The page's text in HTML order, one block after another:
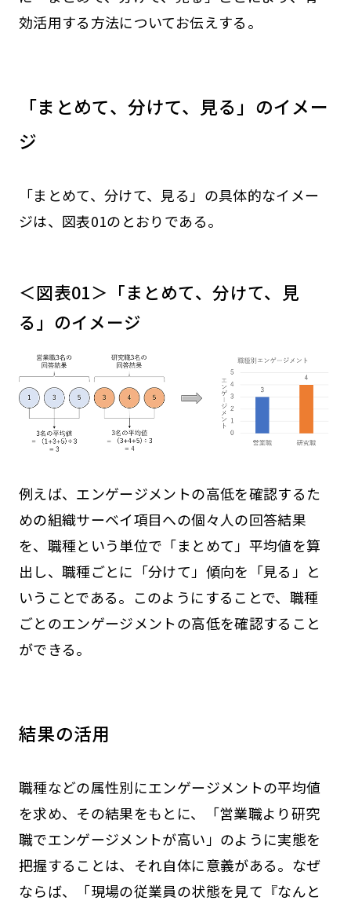
効活用する方法についてお伝えする。
「まとめて、分けて、見る」のイメー
ジ
「まとめて、分けて、見る」の具体的なイメー
ジは、図表01のとおりである。
＜図表01＞「まとめて、分けて、見
る」のイメージ
例えば、エンゲージメントの高低を確認するた
めの組織サーベイ項目への個々人の回答結果
を、職種という単位で「まとめて」平均値を算
出し、職種ごとに「分けて」傾向を「見る」と
いうことである。このようにすることで、職種
ごとのエンゲージメントの高低を確認すること
ができる。
結果の活用
職種などの属性別にエンゲージメントの平均値
を求め、その結果をもとに、「営業職より研究
職でエンゲージメントが高い」のように実態を
把握することは、それ自体に意義がある。なぜ
ならば、「現場の従業員の状態を見て『なんと